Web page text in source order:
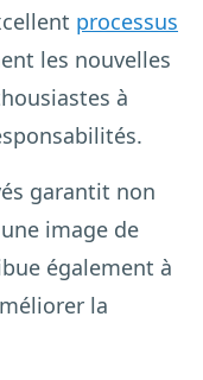
processus
les nouvelles
à
garantit non
image de
également à
la